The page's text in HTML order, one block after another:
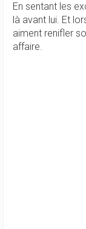
En sentant les
là avant lui. Et
aiment renifler
affaire.